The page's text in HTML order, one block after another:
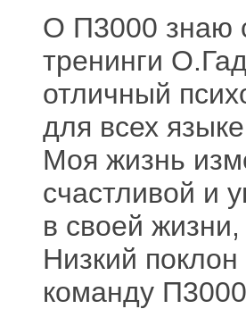
О П3000 знаю
тренинги
отличный
для всех
Моя жизнь
счастливой и
в своей
Низкий
команду